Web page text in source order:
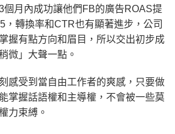
個月內成功讓他們FB的廣告ROAS提
，轉換率和CTR也有顯著進步，公司
握有點方向和眉目，所以交出初步成
微」大聲一點。
感受到當自由工作者的爽感，只要做
掌握話語權和主導權，不會被一些莫
力束縛。